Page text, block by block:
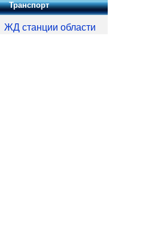
Транспорт
ЖД станции области